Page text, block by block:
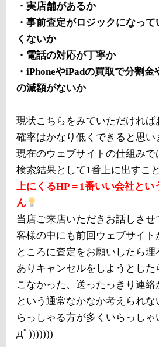
・実店舗があるか
・事前査定がロジックになっ
くないか
・電話の対応が丁寧か
・iPhoneやiPadの買取で分割
の減額がないか
現状こちらをみていただければ
確率はかなり低くできると思い
現在のウェブサイトの仕組み
検索結果として1番上に出すこ
上にくるHP＝1番いい会社とい
ん
当店ご来店いただきお話しさ
客様の中にも前回ウェブサイト
ところに査定をお願いしたら
ありキャンセルをしようとした
こなかった、送ったっきり連絡
という通常なかなか考えられ
らっしゃる方が多くいらっしゃ
Дﾟ)))))))